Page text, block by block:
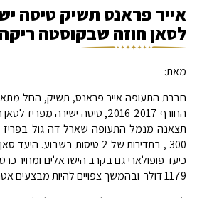
אייר פראנס תשיק טיסה
לסאן חוזה שבקוסטה ריקה
מאת:
החורף 2016-2017, טיסה ישירה
300 , בתדירות של 2 טיסות
כיעד פופולארי גם בקרב הישראלים ומחיר
1179 דולר ובהמשך צפויים להיות מבצעים אטרקטיביים נוספים.